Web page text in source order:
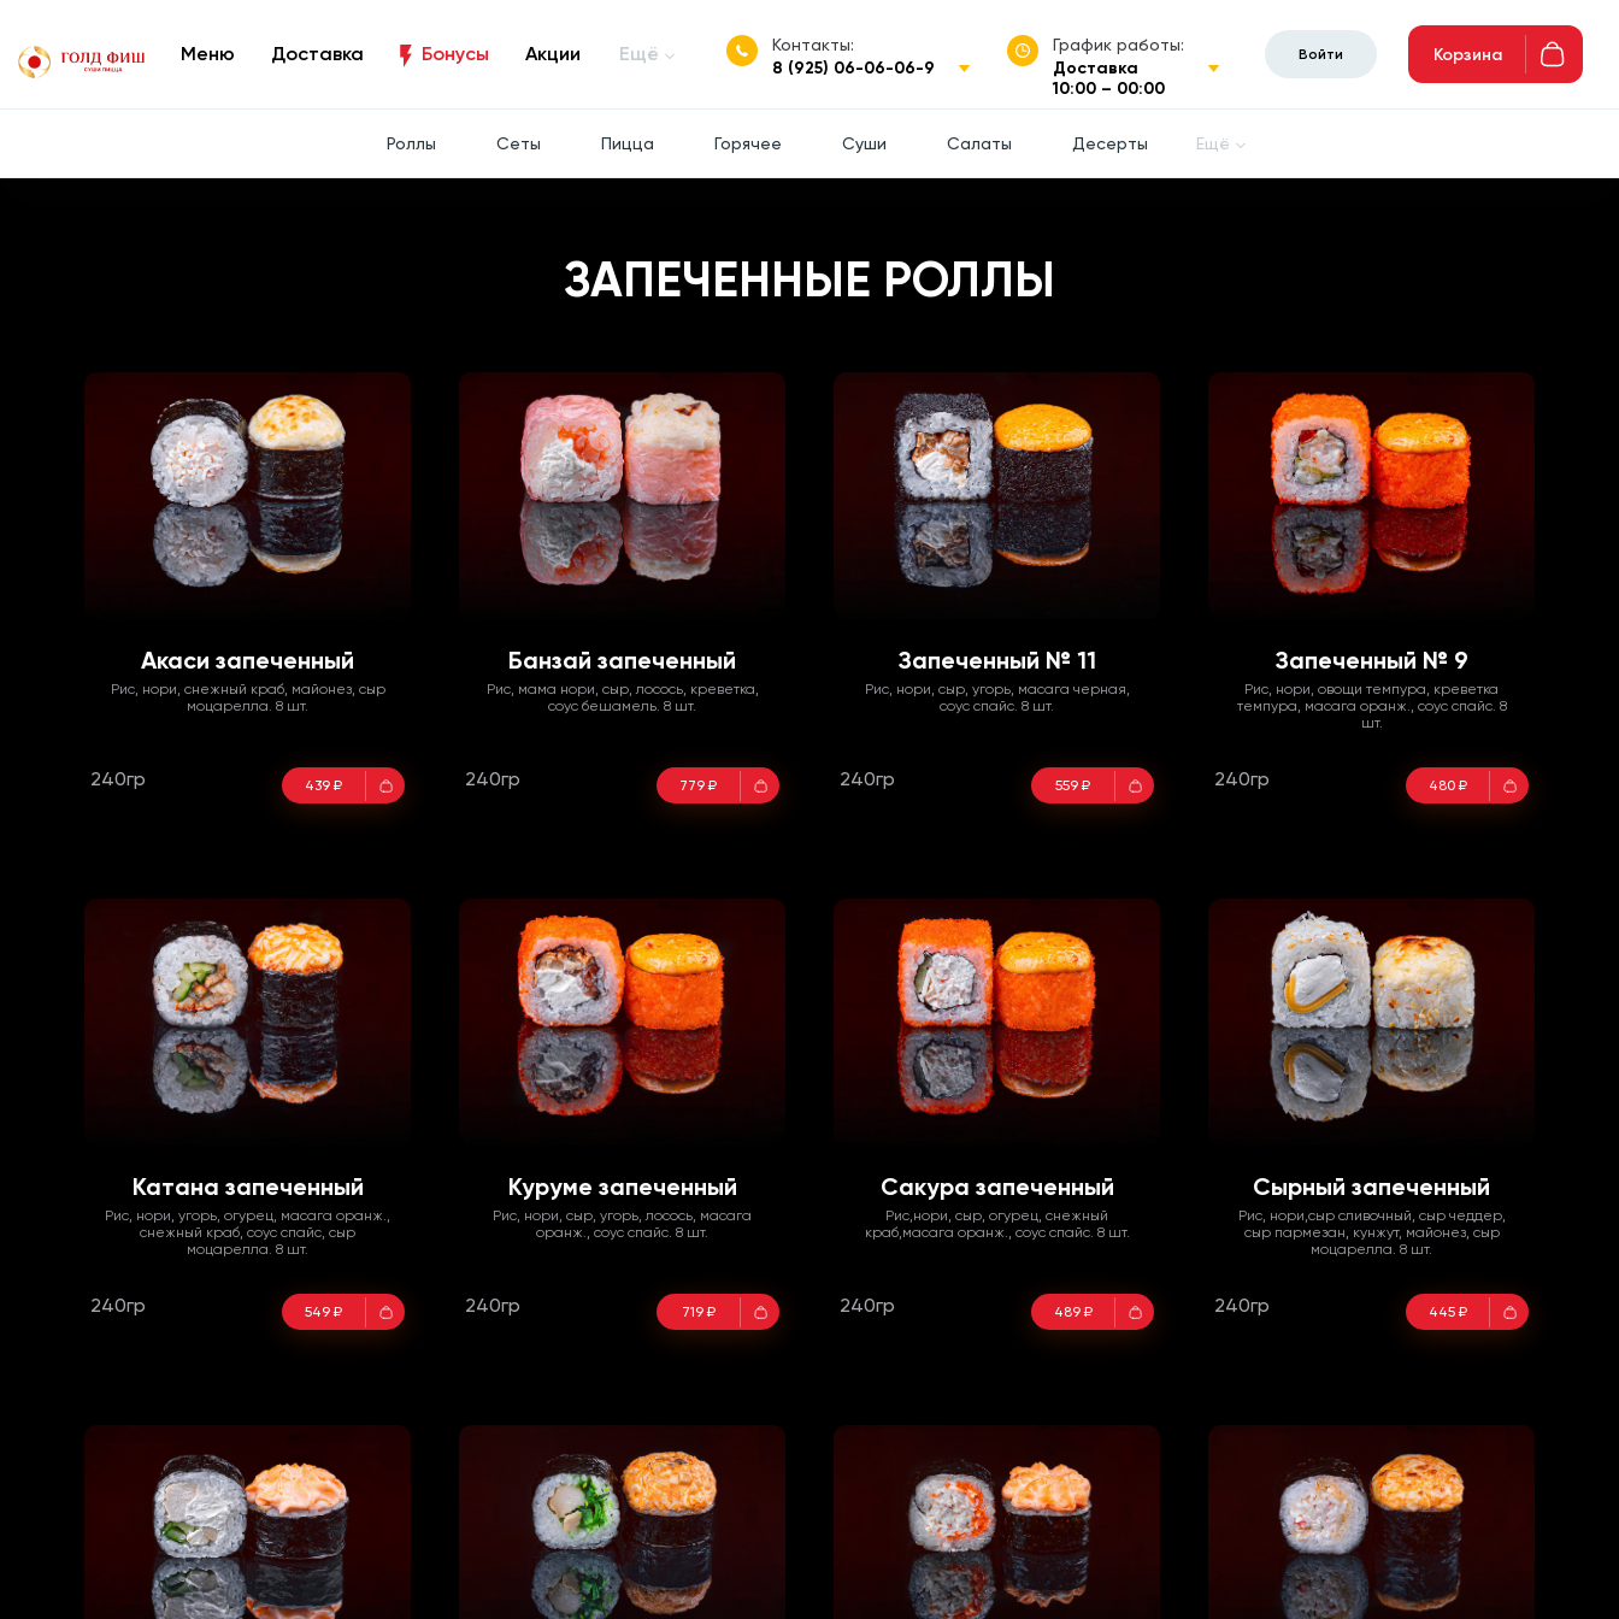
Контакты:
8 (925) 06-06-06-9
График работы:
Доставка
10:00 – 00:00
Меню Доставка Бонусы Акции Ещё Войти Корзина
Роллы Сеты Пицца Горячее Суши Салаты Десерты Ещё
ЗАПЕЧЕННЫЕ РОЛЛЫ
Акаси запеченный
Рис, нори, снежный краб, майонез, сыр
моцарелла. 8 шт.
240гр 439 ₽
Банзай запеченный
Рис, мама нори, сыр, лосось, креветка,
соус бешамель. 8 шт.
240гр 779 ₽
Запеченный № 11
Рис, нори, сыр, угорь, масага черная,
соус спайс. 8 шт.
240гр 559 ₽
Запеченный № 9
Рис, нори, овощи темпура, креветка
темпура, масага оранж., соус спайс. 8
шт.
240гр 480 ₽
Катана запеченный
Рис, нори, угорь, огурец, масага оранж.,
снежный краб, соус спайс, сыр
моцарелла. 8 шт.
240гр 549 ₽
Куруме запеченный
Рис, нори, сыр, угорь, лосось, масага
оранж., соус спайс. 8 шт.
240гр 719 ₽
Сакура запеченный
Рис,нори, сыр, огурец, снежный
краб,масага оранж., соус спайс. 8 шт.
240гр 489 ₽
Сырный запеченный
Рис, нори,сыр сливочный, сыр чеддер,
сыр пармезан, кунжут, майонез, сыр
моцарелла. 8 шт.
240гр 445 ₽